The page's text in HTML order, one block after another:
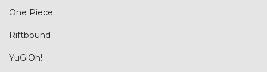
One Piece
Riftbound
YuGiOh!